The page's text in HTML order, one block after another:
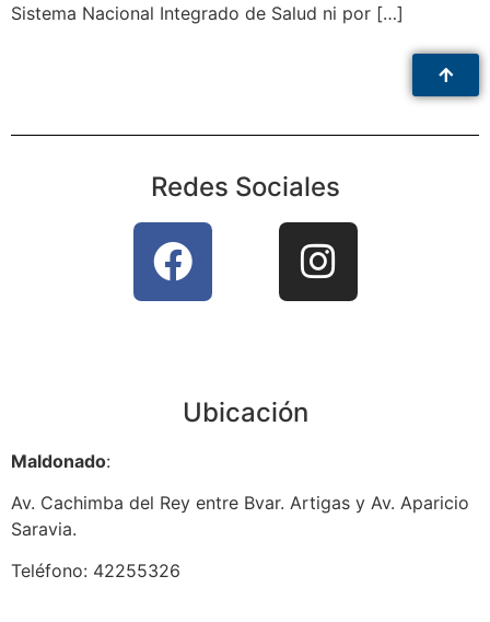
Sistema Nacional Integrado de Salud ni por […]
Redes Sociales
Ubicación
Maldonado:
Av. Cachimba del Rey entre Bvar. Artigas y Av. Aparicio
Saravia.
Teléfono: 42255326